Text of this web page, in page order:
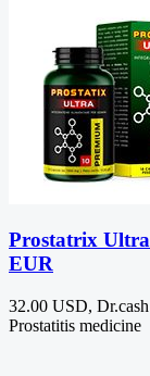
Prostatrix
EUR
32.00 USD, Dr.cash
Prostatitis medicine